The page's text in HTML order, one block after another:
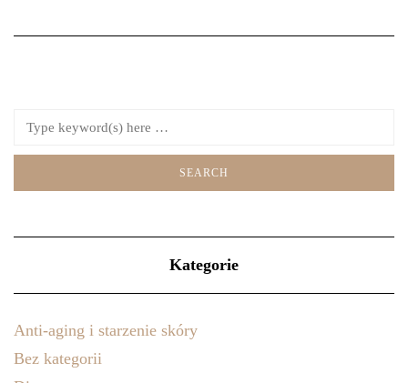
Kategorie
Anti-aging i starzenie skóry
Bez kategorii